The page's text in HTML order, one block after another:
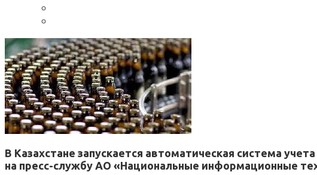
В Казахстане запускается автоматическая система
на пресс-службу АО «Национальные информационные